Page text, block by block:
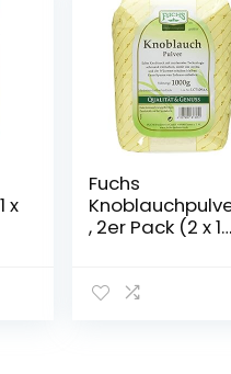
x
Fuchs
, 2er Pack (2 x 1